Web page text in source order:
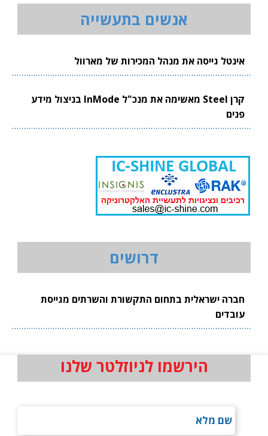
אנשים בתעשייה
אינטל גייסה את מנהל המכירות של מארוול
קרן Steel מאשימה את מנכ"ל InMode בניצול מידע
פנים
דרושים
חברה ישראלית בתחום התקשורת והשרתים מגייסת
עובדים
הירשמו לניוזלטר שלנו